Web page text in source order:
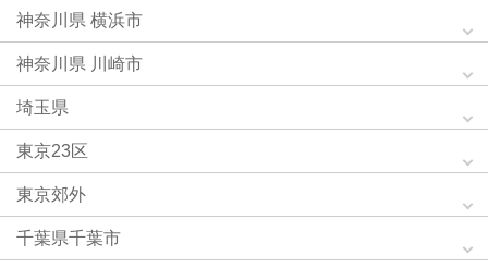
神奈川県 横浜市
神奈川県 川崎市
埼玉県
東京23区
東京郊外
千葉県千葉市